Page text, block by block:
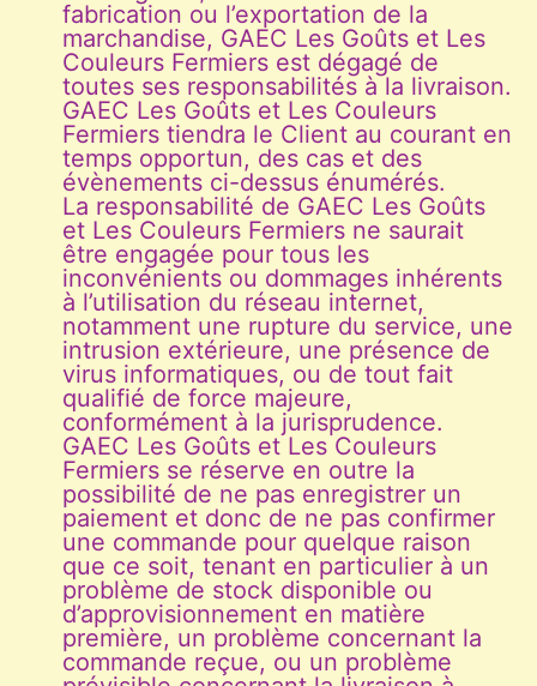
fabrication ou l’exportation de la
marchandise, GAEC Les Goûts et Les
Couleurs Fermiers est dégagé de
toutes ses responsabilités à la livraison.
GAEC Les Goûts et Les Couleurs
Fermiers tiendra le Client au courant en
temps opportun, des cas et des
évènements ci-dessus énumérés.
La responsabilité de GAEC Les Goûts
et Les Couleurs Fermiers ne saurait
être engagée pour tous les
inconvénients ou dommages inhérents
à l’utilisation du réseau internet,
notamment une rupture du service, une
intrusion extérieure, une présence de
virus informatiques, ou de tout fait
qualifié de force majeure,
conformément à la jurisprudence.
GAEC Les Goûts et Les Couleurs
Fermiers se réserve en outre la
possibilité de ne pas enregistrer un
paiement et donc de ne pas confirmer
une commande pour quelque raison
que ce soit, tenant en particulier à un
problème de stock disponible ou
d’approvisionnement en matière
première, un problème concernant la
commande reçue, ou un problème